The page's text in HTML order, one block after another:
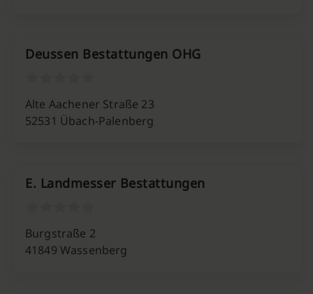
Deussen Bestattungen OHG
Alte Aachener Straße 23
52531 Übach-Palenberg
E. Landmesser Bestattungen
Burgstraße 2
41849 Wassenberg